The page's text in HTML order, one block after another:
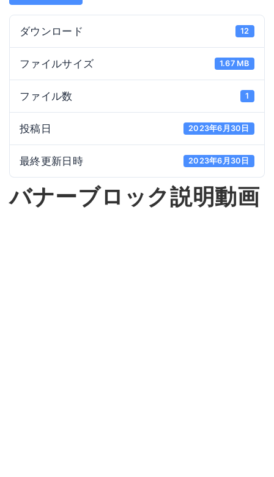
ダウンロード 12
ファイルサイズ 1.67 MB
ファイル数 1
投稿日 2023年6月30日
最終更新日時 2023年6月30日
バナーブロック説明動画